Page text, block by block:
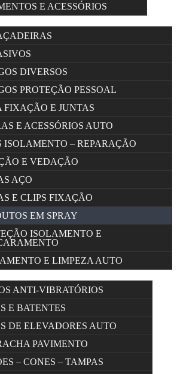
E ACESSÓRIOS
DIVERSOS
PROTEÇÃO PESSOAL
FIXAÇÃO E JUNTAS
E ACESSÓRIOS AUTO
ISOLAMENTO – REPARAÇÃO
E VEDAÇÃO
AÇO
E CLIPS FIXAÇÃO
EM SPRAY
ISOLAMENTO E
E LIMPEZA AUTO
ANTI-VIBRATÓRIOS
E BATENTES
DE ELEVADORES AUTO
PAVIMENTO
– CONES – TAMPAS